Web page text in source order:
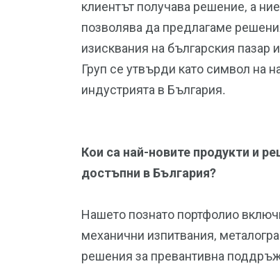
клиентът получава решение, а
позволява да предлагаме
изисквания на българския пазар
Груп се утвърди като символ на
индустрията в България.
Кои са най-новите продукти и
достъпни в България?
Нашето познато портфолио
механични изпитвания,
решения за превантивна